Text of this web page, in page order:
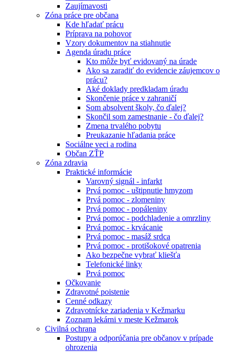
Zaujímavosti
Zóna práce pre občana
Kde hľadať prácu
Príprava na pohovor
Vzory dokumentov na stiahnutie
Agenda úradu práce
Kto môže byť evidovaný na úrade
Ako sa zaradiť do evidencie záujemcov o
prácu?
Aké doklady predkladam úradu
Skončenie práce v zahraničí
Som absolvent školy, čo ďalej?
Skončil som zamestnanie - čo ďalej?
Zmena trvalého pobytu
Preukazanie hľadania práce
Sociálne veci a rodina
Občan ZŤP
Zóna zdravia
Praktické informácie
Varovný signál - infarkt
Prvá pomoc - uštipnutie hmyzom
Prvá pomoc - zlomeniny
Prvá pomoc - popáleniny
Prvá pomoc - podchladenie a omrzliny
Prvá pomoc - krvácanie
Prvá pomoc - masáž srdca
Prvá pomoc - protišokové opatrenia
Ako bezpečne vybrať kliešťa
Telefonické linky
Prvá pomoc
Očkovanie
Zdravotné poistenie
Cenné odkazy
Zdravotnícke zariadenia v Kežmarku
Zoznam lekárni v meste Kežmarok
Civilná ochrana
Postupy a odporúčania pre občanov v prípade
ohrozenia